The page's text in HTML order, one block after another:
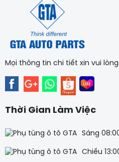
Mọi thông tin chi tiết xin vui lòng
Thời Gian Làm Việc
Sáng
Chiều